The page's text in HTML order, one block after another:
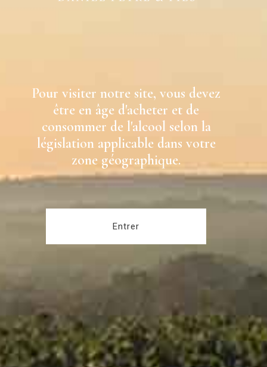
Pour visiter notre site, vous devez
être en âge d'acheter et de
consommer de l'alcool selon la
législation applicable dans votre
zone géographique.
Entrer